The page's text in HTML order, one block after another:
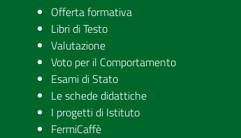
Offerta formativa
Libri di Testo
Valutazione
Voto per il Comportamento
Esami di Stato
Le schede didattiche
I progetti di Istituto
FermiCaffè